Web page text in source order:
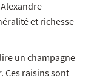
et richesse
un champagne
Ces raisins sont